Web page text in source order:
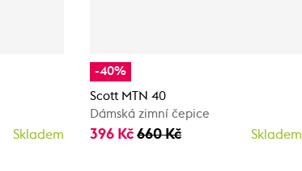
Skladem
-40%
Scott MTN 40
Dámská zimní čepice
396 Kč 660 Kč Skladem